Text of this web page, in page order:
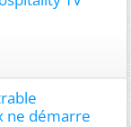
ne démarre